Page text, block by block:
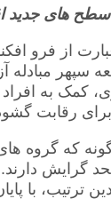
عبارت از فرو
سپهر
کمک به
رقابت
که گروه
گرایش
ترتیب، با